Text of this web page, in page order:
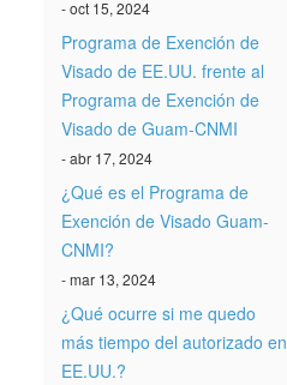
- oct 15, 2024
Programa de Exención de
Visado de EE.UU. frente al
Programa de Exención de
Visado de Guam-CNMI
- abr 17, 2024
¿Qué es el Programa de
Exención de Visado Guam-
CNMI?
- mar 13, 2024
¿Qué ocurre si me quedo
más tiempo del autorizado en
EE.UU.?